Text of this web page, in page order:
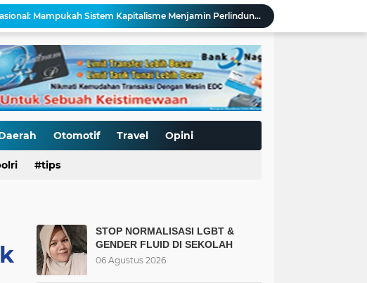
Hari Anak Nasional: Mampukah Sistem Kapitalisme Menjamin Perlindungan Anak?
Mengurai Krisis Murid SD Negeri: Saat Sekolah Tak Lagi Dilirik, Islam Punya Solusinya
Anak Benar-Benar Terpenuhi?
dan Perlindungan Hakiki bagi Anak
Kalaksa BPBD Zaimar Hakim, S.H Apresiasi Sinergi Kodim 0306/50 Kota dalam Penguatan Mitigasi dan Penanganan Bencana
Baru Dihargai Setelah Kehilangan
Krisis Murid Baru di Sejumlah SDN, Mengapa Orangtua Memilih Sekolah yang Mengedepankan Nilai Agama?
LGBT & GENDER FLUID DI SEKOLAH
Otomotif Travel Opini
tips
STOP NORMALISASI LGBT &
GENDER FLUID DI SEKOLAH
06 Agustus 2026